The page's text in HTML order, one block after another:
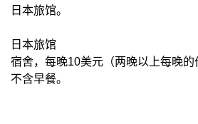
日本旅馆。
日本旅馆
宿舍，每晚10美元（两晚以上每晚的
不含早餐。